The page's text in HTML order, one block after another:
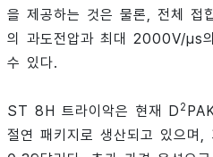
을 제공하는 것은 물론, 전체 접
의 과도전압과 최대 2000V/µs
수 있다.
ST 8H 트라이악은 현재 D 2
절연 패키지로 생산되고 있으며